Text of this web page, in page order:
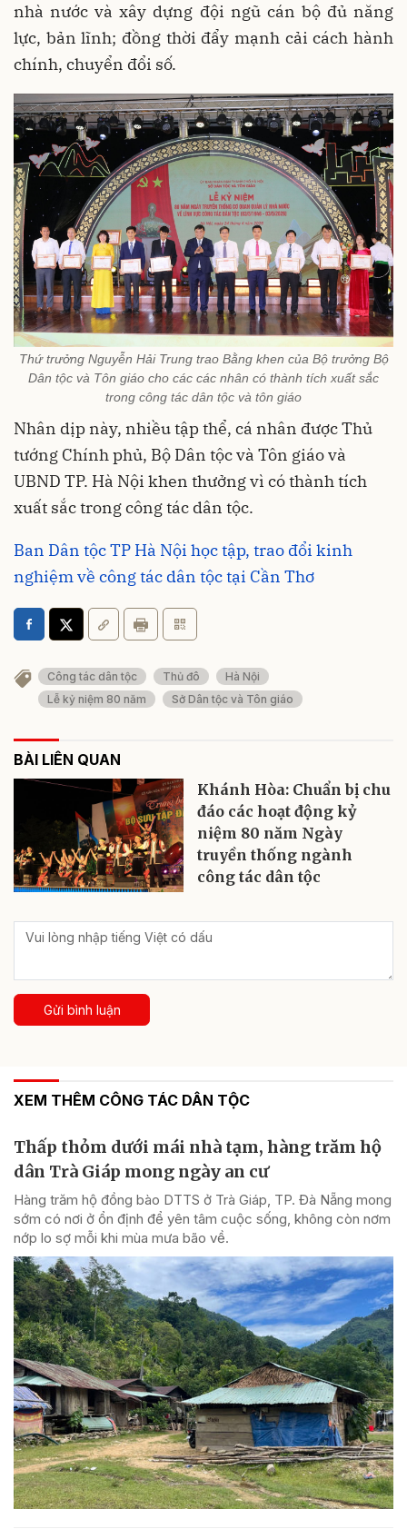
nhà nước và xây dựng đội ngũ cán bộ đủ năng
lực, bản lĩnh; đồng thời đẩy mạnh cải cách hành
chính, chuyển đổi số.
Thứ trưởng Nguyễn Hải Trung trao Bằng khen của Bộ trưởng Bộ
Dân tộc và Tôn giáo cho các các nhân có thành tích xuất sắc
trong công tác dân tộc và tôn giáo
Nhân dịp này, nhiều tập thể, cá nhân được Thủ
tướng Chính phủ, Bộ Dân tộc và Tôn giáo và
UBND TP. Hà Nội khen thưởng vì có thành tích
xuất sắc trong công tác dân tộc.
Ban Dân tộc TP Hà Nội học tập, trao đổi kinh
nghiệm về công tác dân tộc tại Cần Thơ
Công tác dân tộc Thủ đô
Hà Nội
Lễ kỷ niệm 80 năm
Sở Dân tộc và Tôn giáo
BÀI LIÊN QUAN
Khánh Hòa: Chuẩn bị chu
đáo các hoạt động kỷ
niệm 80 năm Ngày
truyền thống ngành
công tác dân tộc
Gửi bình luận
XEM THÊM CÔNG TÁC DÂN TỘC
Thấp thỏm dưới mái nhà tạm, hàng trăm hộ
dân Trà Giáp mong ngày an cư
Hàng trăm hộ đồng bào DTTS ở Trà Giáp, TP. Đà Nẵng mong
sớm có nơi ở ổn định để yên tâm cuộc sống, không còn nơm
nớp lo sợ mỗi khi mùa mưa bão về.